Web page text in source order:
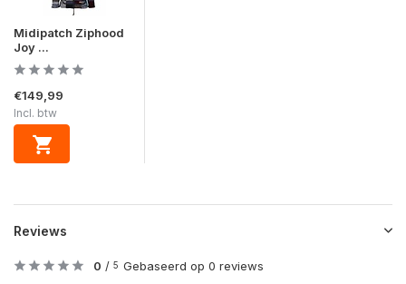
Midipatch Ziphood
Joy ...
€149,99
Incl. btw
Reviews
0 / 5 Gebaseerd op 0 reviews